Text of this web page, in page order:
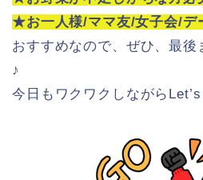
★お一人様/ママ友/女子会/デ
おすすめなので、ぜひ、最後
♪
今日もワクワクしながらLet’s